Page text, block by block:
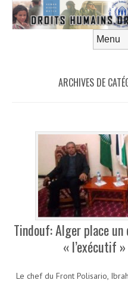
ARCHIVES DE
Tindouf: Alger place
« l’exécutif
Le chef du Front Polisario,